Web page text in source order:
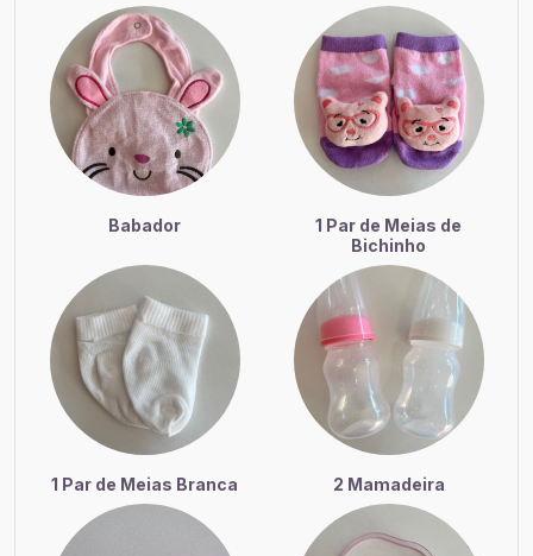
Babador
1 Par de Meias de
Bichinho
1 Par de Meias Branca 2 Mamadeira